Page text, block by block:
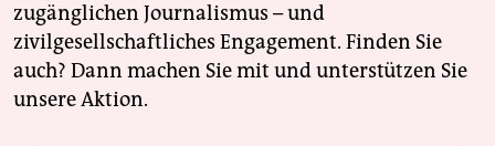
zugänglichen Journalismus – und
zivilgesellschaftliches Engagement. Finden Sie
auch? Dann machen Sie mit und unterstützen Sie
unsere Aktion.